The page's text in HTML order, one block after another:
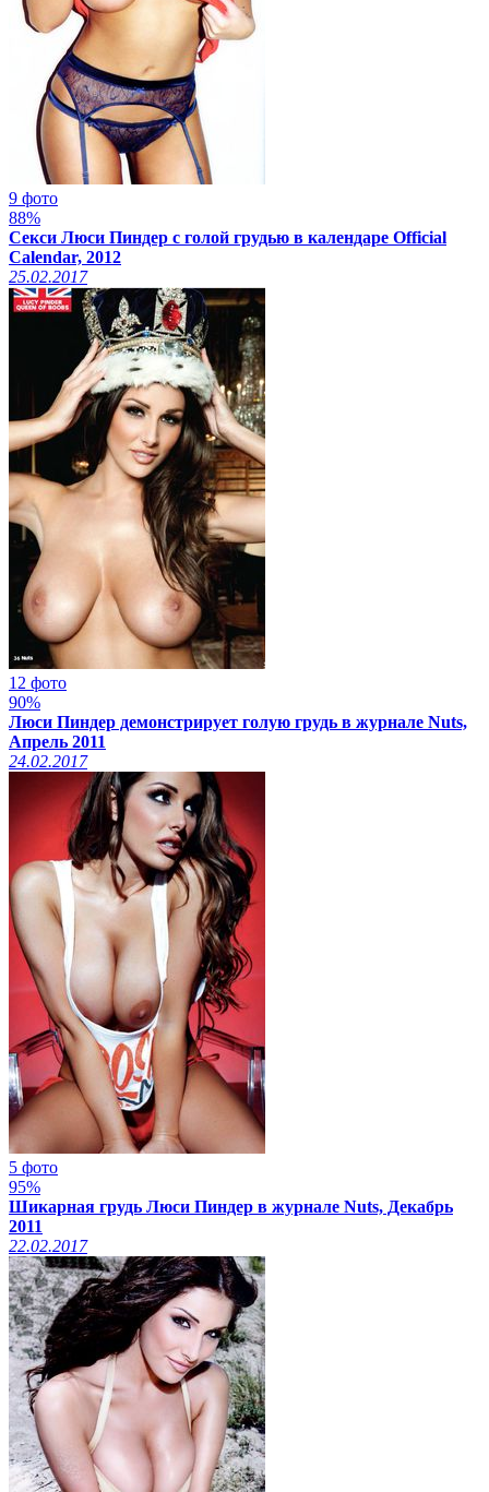
9 фото
88%
Секси Люси Пиндер с голой грудью в календаре Official
Calendar, 2012
25.02.2017
12 фото
90%
Люси Пиндер демонстрирует голую грудь в журнале Nuts,
Апрель 2011
24.02.2017
5 фото
95%
Шикарная грудь Люси Пиндер в журнале Nuts, Декабрь
2011
22.02.2017